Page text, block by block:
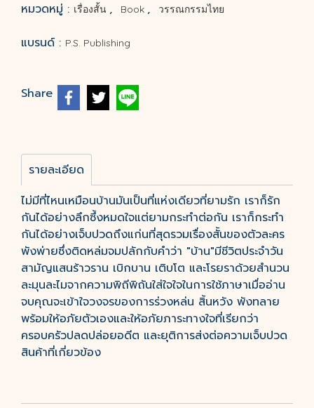
หมวดหมู่ : เรื่องสั้น , Book , วรรณกรรมไทย
แบรนด์ : P.S. Publishing
Share
รายละเอียด
ไม่มีที่ไหนเหมือนบ้านมันเป็นที่แห่งเดียวที่ยามรัก เราก็รัก
กันได้อย่างลึกซึ้งหมดใจแต่ยามกระทำต่อกัน เราก็กระทำ
กันได้อย่างเจ็บปวดถึงแก่นที่สุดรวมเรื่องสั้นของตัวละคร
พังพ่ายซึ่งติดหล่มจมปลักกับคำว่า "บ้าน"มีชีวิตประจำวัน
สามัญแสนร้าวราน เบิกบาน เติบโต และโรยราด้วยสำนวน
ละมุนละไมจากความพิถีพิถันใส่ใจใจในการใช้ภาษาเมื่ออ่าน
จบคุณจะเข้าใจวงจรของการร่วงหล่น สิ้นหวัง พังทลาย
พร้อมให้อภัยตัวเองและให้อภัยภาระทางใจที่เรียกว่า
ครอบครัวปลดปล่อยอดีต และยุติการส่งต่อความเจ็บปวด
สินค้าที่เกี่ยวข้อง